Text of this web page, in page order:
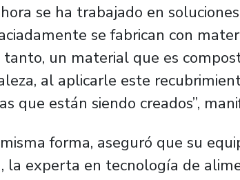
se ha trabajado en
se fabrican con
tanto, un material que es
al aplicarle este
que están siendo creados”,
forma, aseguró que su
la experta en tecnología de